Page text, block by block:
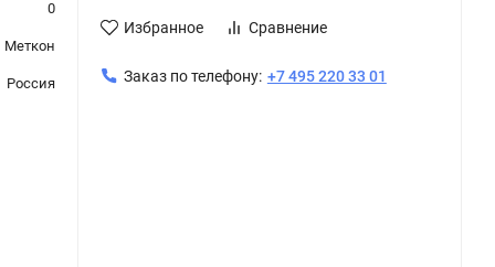
0
Меткон
Россия
Избранное Сравнение
Заказ по телефону: +7 495 220 33 01